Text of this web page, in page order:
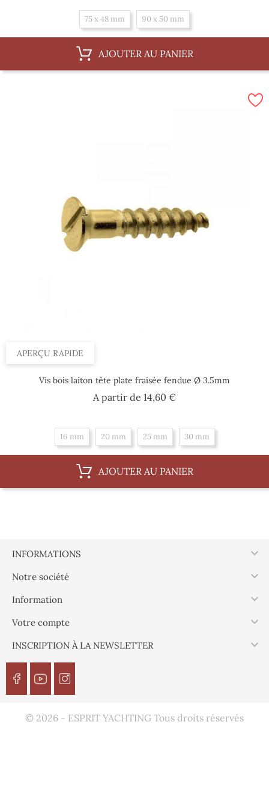
75 x 48 mm 90 x 50 mm
AJOUTER AU PANIER
APERÇU RAPIDE
Vis bois laiton tête plate fraisée fendue Ø 3.5mm
A partir de 14,60 €Prix
16 mm 20 mm 25 mm 30 mm
AJOUTER AU PANIER
INFORMATIONS 
Notre société 
Information 
Votre compte 
INSCRIPTION À LA NEWSLETTER 
© 2026 - ESPRIT YACHTING Tous droits réservés